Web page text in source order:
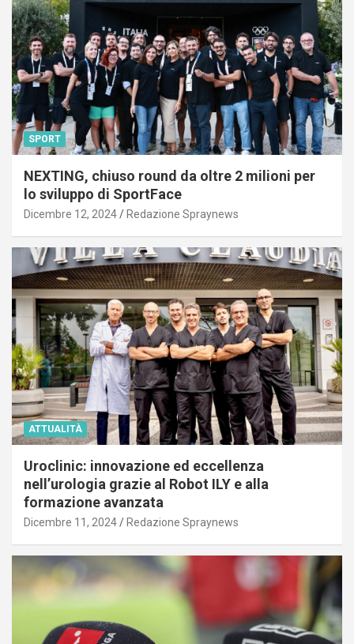
SPORT
NEXTING, chiuso round da oltre 2 milioni per
lo sviluppo di SportFace
Dicembre 12, 2024 Redazione Spraynews
ATTUALITÀ
Uroclinic: innovazione ed eccellenza
nell’urologia grazie al Robot ILY e alla
formazione avanzata
Dicembre 11, 2024 Redazione Spraynews